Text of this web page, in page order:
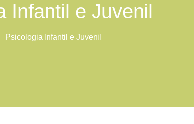
Infantil e Juvenil
Psicologia Infantil e Juvenil